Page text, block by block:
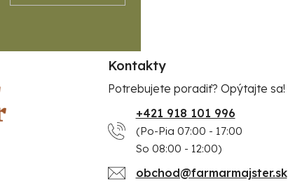
Kontakty
Potrebujete poradiť? Opýtajte sa!
+421 918 101 996
(Po-Pia 07:00 - 17:00
So 08:00 - 12:00)
obchod@farmarmajster.sk